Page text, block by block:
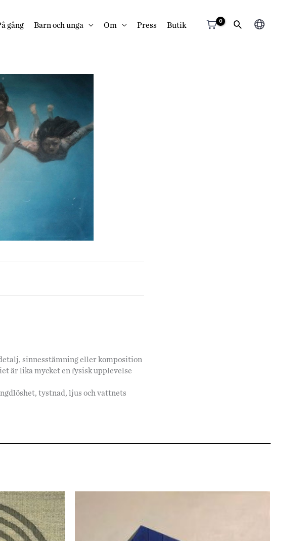
gång Barn och unga Om Press Butik
Välj
sinnesstämning eller komposition
är lika mycket en fysisk upplevelse
tystnad, ljus och vattnets